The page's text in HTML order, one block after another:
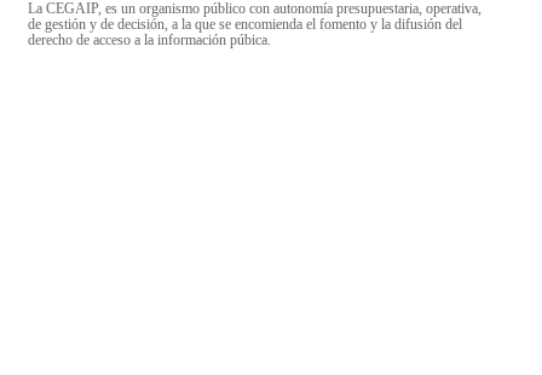
La CEGAIP, es un organismo público con autonomía presupuestaria, operativa,
de gestión y de decisión, a la que se encomienda el fomento y la difusión del
derecho de acceso a la información púbica.